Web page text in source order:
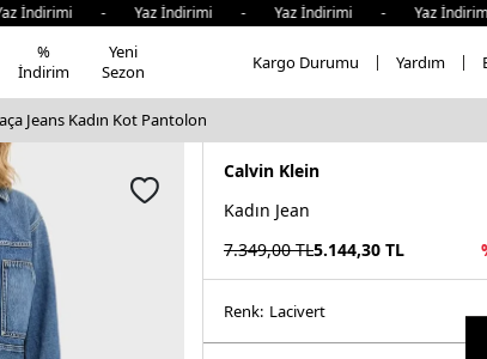
- Yaz İndirimi - Yaz İndirimi - Yaz
%
İndirim
Yeni
Sezon
Kargo Durumu Yardım
Jeans Kadın Kot Pantolon
Calvin Klein
Kadın Jean
7.349,00TL5.144,30 TL
Renk: laci̇vert